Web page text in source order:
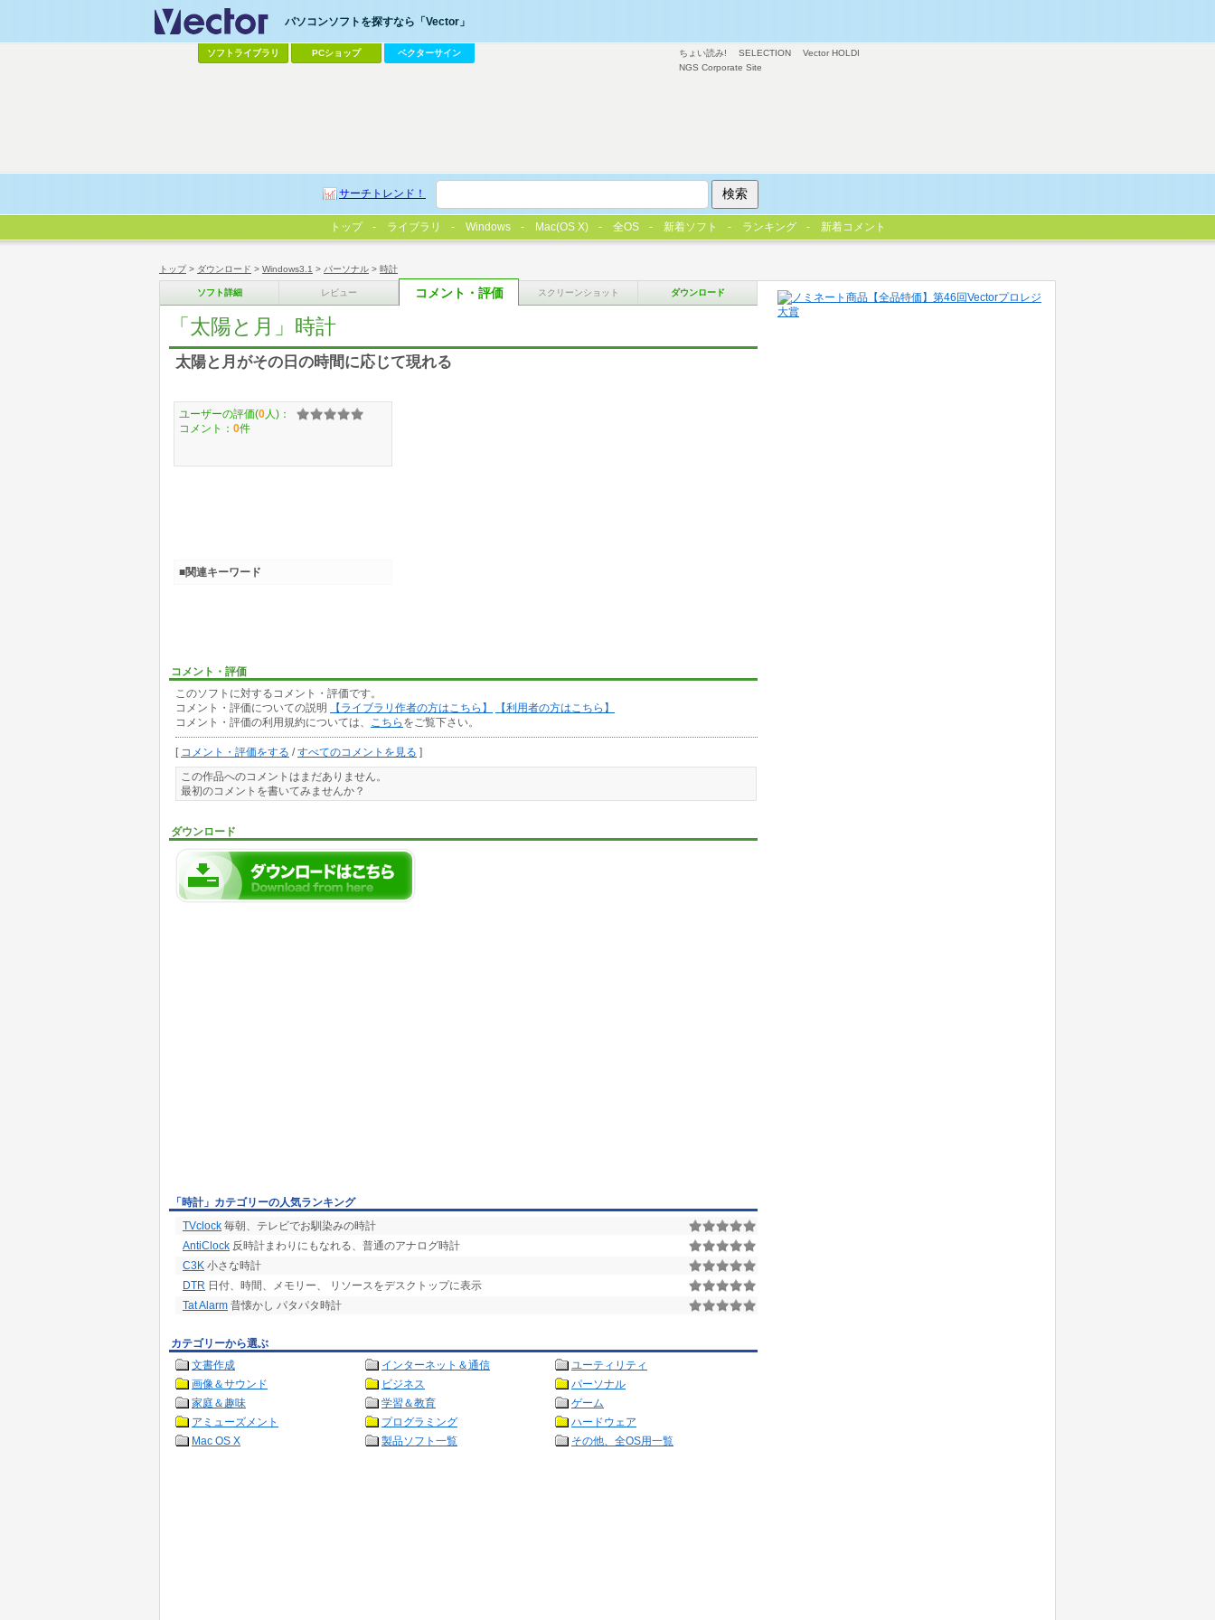
トップ> ダウンロード > Windows3.1 > パーソナル > 時計
ソフト詳細 レビュー コメント・評価 スクリーンショット ダウンロード
「太陽と月」時計
太陽と月がその日の時間に応じて現れる
コメント・評価
このソフトに対するコメント・評価です。
コメント・評価についての説明
【ライブラリ作者の方はこちら】
【利用者の方はこちら】
コメント・評価の利用規約については、
こちら をご覧下さい。
[ コメント・評価をする /すべてのコメントを見る ]
この作品へのコメントはまだありません。
最初のコメントを書いてみませんか？
ダウンロード
ユーザーの評価(0 人)：
コメント： 0件
■関連キーワード
「時計」カテゴリーの人気ランキング
TVclock 毎朝、テレビでお馴染みの時計
AntiClock 反時計まわりにもなれる、普通のアナログ時計
C3K 小さな時計
DTR 日付、時間、メモリー、 リソースをデスクトップに表示
Tat Alarm 昔懐かし パタパタ時計
カテゴリーから選ぶ
文書作成
インターネット＆通信
ユーティリティ
画像＆サウンド
ビジネス
パーソナル
家庭＆趣味
学習＆教育
ゲーム
アミューズメント
プログラミング
ハードウェア
Mac OS X
製品ソフト一覧 その他、全OS用一覧
ちょい読み! SELECTION
Vector HOLDI
NGS Corporate Site
パソコンソフトを探すなら「Vector」
ソフトライブラリ PCショップ ベクターサイン
サーチトレンド！
トップ ライブラリ Windows Mac(OS X) 全OS 新着ソフト ランキング 新着コメント